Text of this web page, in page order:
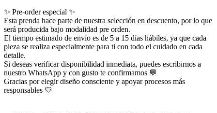
✨ Pre-order especial ✨
Esta prenda hace parte de nuestra selección en descuento, por lo que
será producida bajo modalidad pre orden.
El tiempo estimado de envío es de 5 a 15 días hábiles, ya que cada
pieza se realiza especialmente para ti con todo el cuidado en cada
detalle.
Si deseas verificar disponibilidad inmediata, puedes escribirnos a
nuestro WhatsApp y con gusto te confirmamos 💬
Gracias por elegir diseño consciente y apoyar procesos más
responsables 💛